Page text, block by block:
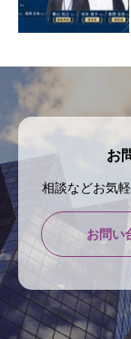
お
相談などお気
お問い